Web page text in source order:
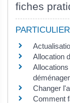
fiches
Allocation
Changer
Comment